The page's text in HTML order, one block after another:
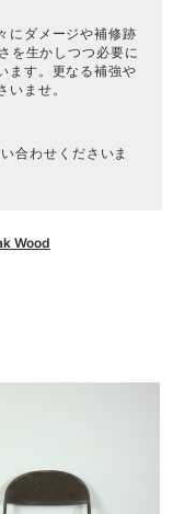
にダメージや補修跡
を生かしつつ必要に
ます。更なる補強や
ませ。
合わせくださいま
Wood